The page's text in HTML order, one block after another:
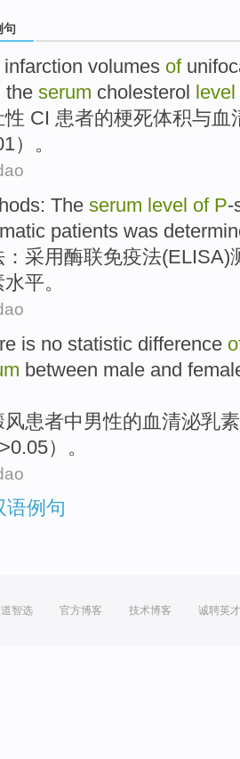
句
infarction volumes of
the serum cholesterol level
性 CI 患者的梗死体积与血
）。
: The serum level of P-
patients was
：采用酶联免疫法(ELISA)
水平。
is no statistic difference
between male and
风患者中 男性的 血清泌乳素
>0.05）。
语例句
智选 官方博客 技术博客 诚聘英才